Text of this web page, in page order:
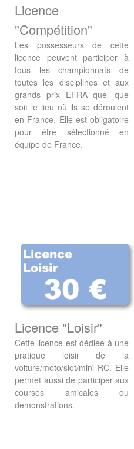
Licence
"Compétition"
Les possesseurs de cette
licence peuvent participer à
tous les championnats de
toutes les disciplines et aux
grands prix EFRA quel que
soit le lieu où ils se déroulent
en France. Elle est obligatoire
pour être sélectionné en
équipe de France.
Licence "Loisir"
Cette licence est dédiée à une
pratique loisir de la
voiture/moto/slot/mini RC. Elle
permet aussi de participer aux
courses amicales ou
démonstrations.